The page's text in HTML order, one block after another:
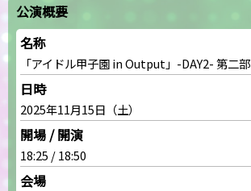
公演概要
名称
「アイドル甲子園 in Output」-DAY2- 第二部
日時
2025年11月15日（土）
開場 / 開演
18:25 / 18:50
会場